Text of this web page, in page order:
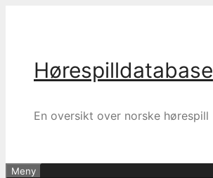
Hørespilldatabase
En oversikt over norske hørespill
Meny